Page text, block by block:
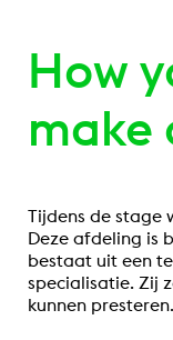
How
make
Tijdens de stage
Deze afdeling is
bestaat uit een
specialisatie. Zij
kunnen presteren.